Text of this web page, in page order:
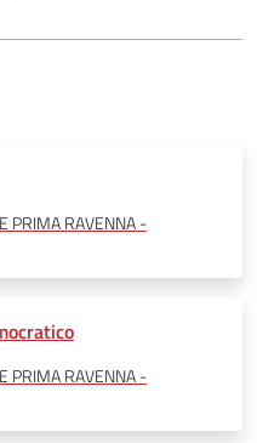
PRIMA RAVENNA -
PRIMA RAVENNA -